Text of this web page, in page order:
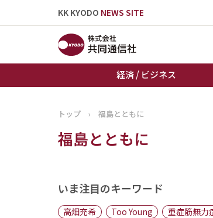
KK KYODO NEWS SITE
経済 / ビジネス
トップページ
お知らせ
トップ › 福島とともに
福島とともに
いま注目のキーワード
高畑充希 Too Young 重症筋無力